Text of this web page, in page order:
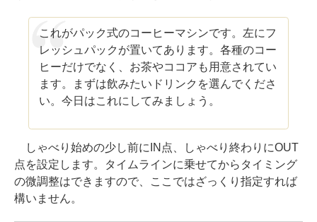
これがパック式のコーヒーマシンです。左にフ
レッシュパックが置いてあります。各種のコー
ヒーだけでなく、お茶やココアも用意されてい
ます。まずは飲みたいドリンクを選んでくださ
い。今日はこれにしてみましょう。
しゃべり始めの少し前にIN点、しゃべり終わりにOUT
点を設定します。タイムラインに乗せてからタイミング
の微調整はできますので、ここではざっくり指定すれば
構いません。